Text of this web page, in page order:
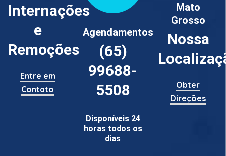
Internações
e
Remoções
Entre em
Contato
Agendamentos
(65)
99688-
5508
Disponíveis 24
horas todos os
dias
Mato
Grosso
Nossa
Obter
Direções